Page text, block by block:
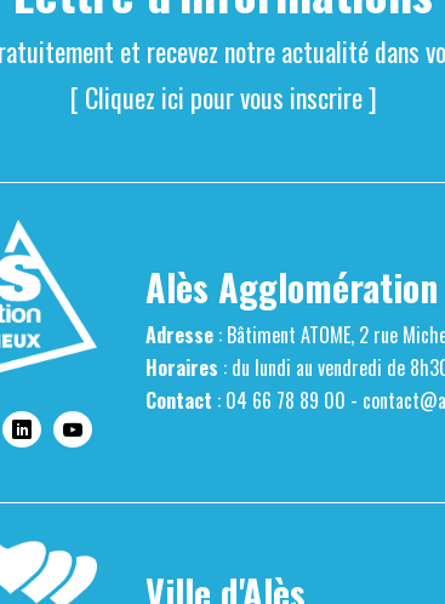
et recevez notre actualité dans
[ Cliquez ici pour vous inscrire ]
Alès Agglomération
Adresse: Bâtiment ATOME, 2 rue
Horaires : du lundi au vendredi de
Contact : 04 66 78 89 00 -
Ville d'Alès